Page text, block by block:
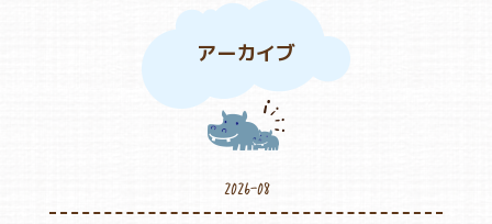
アーカイブ
2026-08